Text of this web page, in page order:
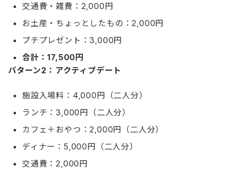
交通費・雑費：2,000円
お土産・ちょっとしたもの：2,000円
プチプレゼント：3,000円
合計：17,500円
パターン2：アクティブデート
施設入場料：4,000円（二人分）
ランチ：3,000円（二人分）
カフェ＋おやつ：2,000円（二人分）
ディナー：5,000円（二人分）
交通費：2,000円